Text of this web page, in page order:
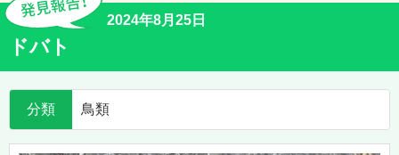
2024年8月25日
ドバト
分類 鳥類